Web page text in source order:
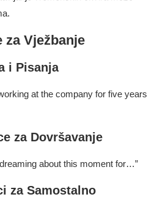
za Vježbanje
i Pisanja
at the company for five years
za Dovršavanje
about this moment for…”
za Samostalno